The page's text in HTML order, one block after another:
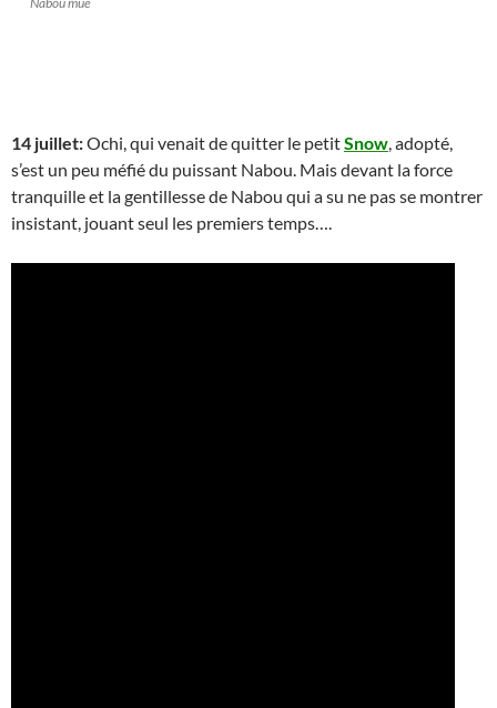
14 juillet:Ochi, qui venait de quitter le petitSnow, adopté,
s’est un peu méfié du puissant Nabou. Mais devant la force
tranquille et la gentillesse de Nabou qui a su ne pas se montrer
insistant, jouant seul les premiers temps….